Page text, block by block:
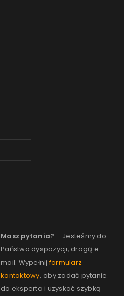
Masz pytania? – Jesteśmy do
Państwa dyspozycji, drogą e-
mail. Wypełnijformularz
kontaktowy, aby zadać pytanie
do eksperta i uzyskać szybką